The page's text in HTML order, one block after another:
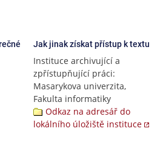
Jak jinak získat přístup k textu
Instituce archivující a
zpřístupňující práci:
Masarykova univerzita,
Fakulta informatiky
Odkaz na adresář do
lokálního úložiště instituce